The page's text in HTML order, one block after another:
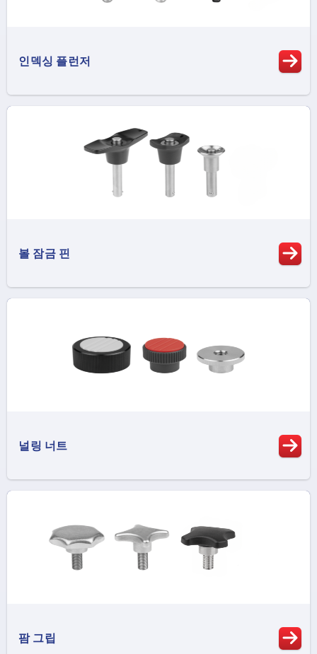
인덱싱 플런저
볼 잠금 핀
널링 너트
팜 그립